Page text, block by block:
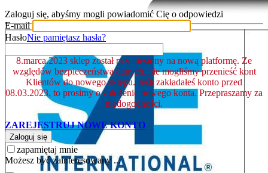
Zaloguj się, abyśmy mogli powiadomić Cię o odpowiedzi
E-mail
HasłoNie pamiętasz hasła?
8.marca.2023 sklep został przeniesiony na nową platformę. Ze
względów bezpieczeństwa danych, nie mogliśmy przenieść kont
Klientów do nowego sklepu. Jeśli zakładałeś konto przed
08.03.2023, to prosimy o założenie nowego konta. Przepraszamy za
niedogodności.
ZAREJESTRUJ NOWE KONTO
Zaloguj się
zapamiętaj mnie
Możesz być zainteresowany ...